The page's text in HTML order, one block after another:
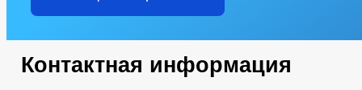
Контактная информация